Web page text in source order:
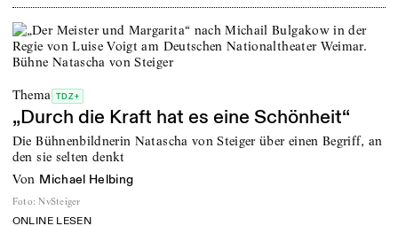
Thema TDZ+
„Durch die Kraft hat es eine Schönheit“
Die Bühnenbildnerin Natascha von Steiger über einen Begriff, an
den sie selten denkt
von Michael Helbing
Foto: NvSteiger
ONLINE LESEN